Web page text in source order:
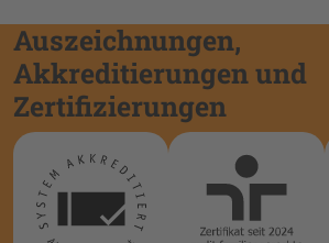
Auszeichnungen,
Akkreditierungen und
Zertifizierungen